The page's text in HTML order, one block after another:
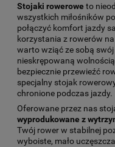
Stojaki rowerowe to
wszystkich miłośników
połączyć komfort jazdy
korzystania z rowerów
warto wziąć ze sobą
nieskrępowaną
bezpiecznie przewieźć
specjalny stojak
chronione podczas jazdy.
Oferowane przez nas
wyprodukowane z
Twój rower w stabilnej
wyboiste, mało